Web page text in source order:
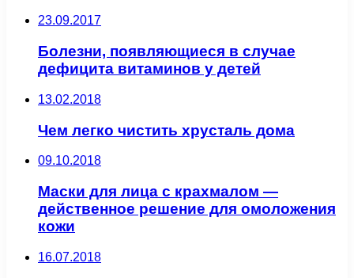
23.09.2017
Болезни, появляющиеся в случае
дефицита витаминов у детей
13.02.2018
Чем легко чистить хрусталь дома
09.10.2018
Маски для лица с крахмалом —
действенное решение для омоложения
кожи
16.07.2018